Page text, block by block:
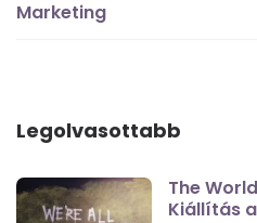
Marketing
Legolvasottabb
The
Kiállítás a